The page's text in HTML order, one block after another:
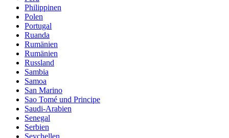
Philippinen
Polen
Portugal
Ruanda
Rumänien
Rumänien
Russland
Sambia
Samoa
San Marino
Sao Tomé und Principe
Saudi-Arabien
Senegal
Serbien